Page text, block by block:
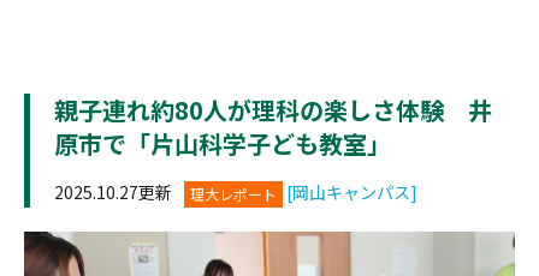
親子連れ約80人が理科の楽しさ体験 井
原市で「片山科学子ども教室」
2025.10.27更新 理大レポート [岡山キャンパス]